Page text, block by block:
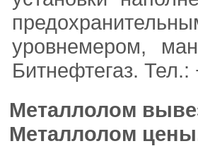
уровнемером,
Битнефтегаз.
Металлолом
Металлолом